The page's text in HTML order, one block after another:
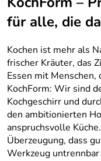
für alle, die
Kochen ist mehr als
frischer Kräuter, das
Essen mit Menschen,
KochForm: Wir sind
Kochgeschirr und
den ambitionierten
anspruchsvolle
Überzeugung, dass
Werkzeug